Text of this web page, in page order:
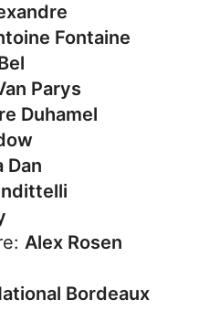
Fontaine
Parys
Duhamel
Dan
Alex Rosen
Bordeaux